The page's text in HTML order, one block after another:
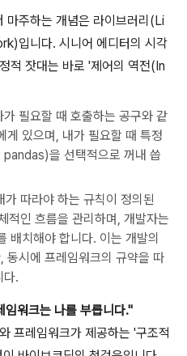
마주하는 개념은 라이브러리(Li
입니다. 시니어 에디터의 시각
적 잣대는 바로 '제어의 역전(In
가 필요할 때 호출하는 공구와 같
게 있으며, 내가 필요할 때 특정
을 선택적으로 꺼내 씁
가 따라야 하는 규칙이 정의된
적인 흐름을 관리하며, 개발자는
배치해야 합니다. 이는 개발의
동시에 프레임워크의 규약을 따
다.
워크는 나를 부릅니다."
프레임워크가 제공하는 '구조적